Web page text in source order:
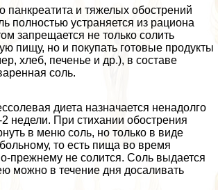
панкреатита и тяжелых обострений
полностью устраняется из рациона
запрещается не только солить
пищу, но и покупать готовые продукты
хлеб, печенье и др.), в составе
соль.
диета назначается ненадолго
недели. При стихании обострения
в меню соль, но только в виде
то есть пища во время
прежнему не солится. Соль выдается
можно в течение дня досаливать